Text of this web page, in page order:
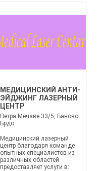
МЕДИЦИНСКИЙ АНТИ-
ЭЙДЖИНГ ЛАЗЕРНЫЙ
ЦЕНТР
Петра Мечаве 33/5, Баново
Брдо
Медицинский лазерный
центр благодаря команде
опытных специалистов из
различных областей
предоставляет услуги в: